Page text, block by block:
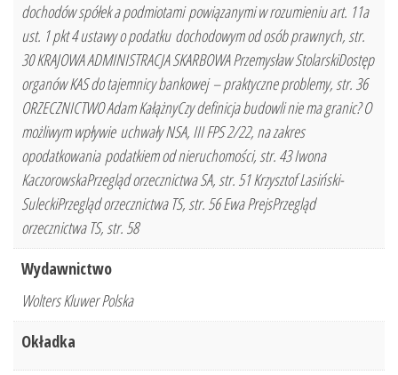
dochodów spółek a podmiotami powiązanymi w rozumieniu art. 11a
ust. 1 pkt 4 ustawy o podatku dochodowym od osób prawnych, str.
30 KRAJOWA ADMINISTRACJA SKARBOWA Przemysław StolarskiDostęp
organów KAS do tajemnicy bankowej – praktyczne problemy, str. 36
ORZECZNICTWO Adam KałążnyCzy definicja budowli nie ma granic? O
możliwym wpływie uchwały NSA, III FPS 2/22, na zakres
opodatkowania podatkiem od nieruchomości, str. 43 Iwona
KaczorowskaPrzegląd orzecznictwa SA, str. 51 Krzysztof Lasiński-
SuleckiPrzegląd orzecznictwa TS, str. 56 Ewa PrejsPrzegląd
orzecznictwa TS, str. 58
Wydawnictwo
Wolters Kluwer Polska
Okładka